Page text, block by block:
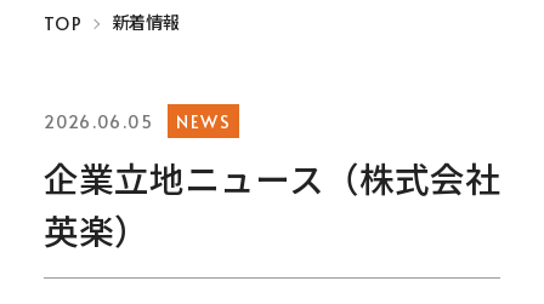
TOP 新着情報
2026.06.05 NEWS
企業立地ニュース（株式会社
英楽）